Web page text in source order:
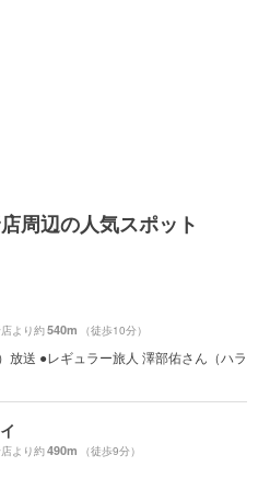
周辺の人気スポット
より約540m （徒歩10分）
放送 ●レギュラー旅人 澤部佑さん（ハラ
より約490m （徒歩9分）